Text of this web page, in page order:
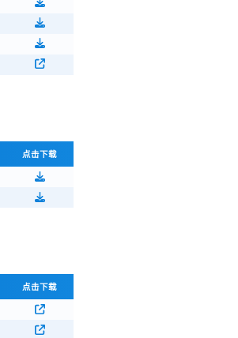
点击下载
点击下载